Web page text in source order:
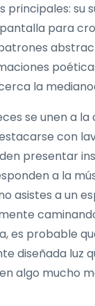
principales: su
para
la
se unen a la
con
presentar
a la
asistes a un
es probable
diseñada luz
algo mucho